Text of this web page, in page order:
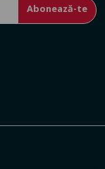
Abonează-te